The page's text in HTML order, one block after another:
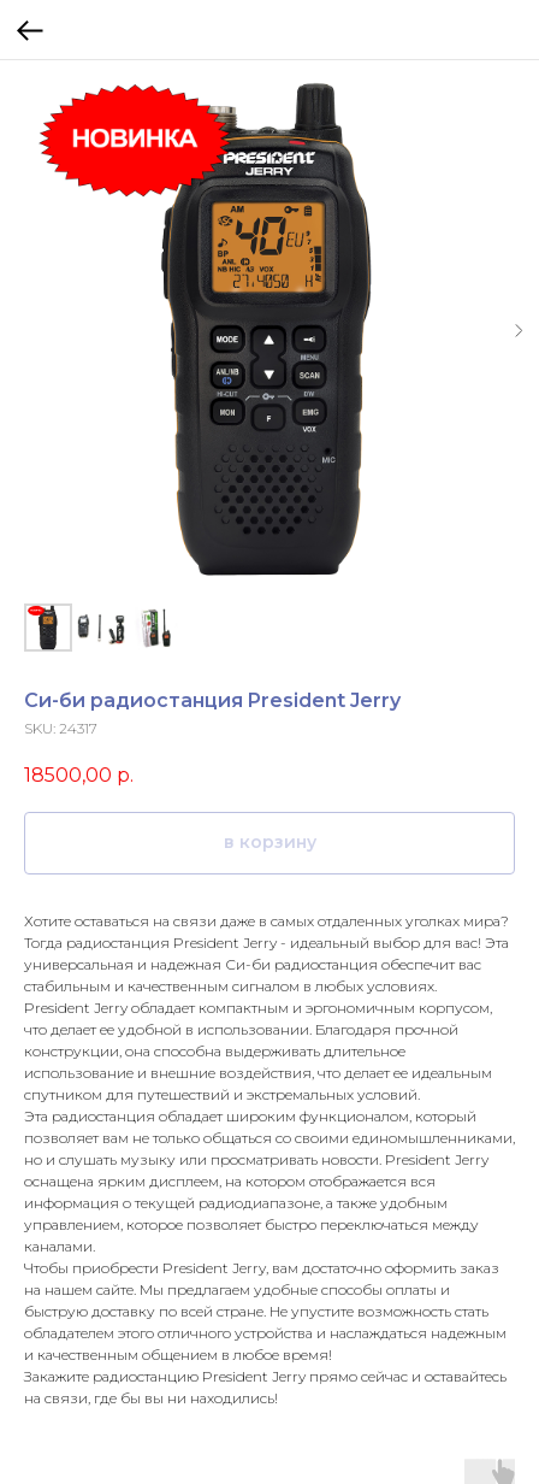
Си-би радиостанция President Jerry
SKU: 24317
18500,00 р.
в корзину
Хотите оставаться на связи даже в самых отдаленных уголках мира?
Тогда радиостанция President Jerry - идеальный выбор для вас! Эта
универсальная и надежная Си-би радиостанция обеспечит вас
стабильным и качественным сигналом в любых условиях.
President Jerry обладает компактным и эргономичным корпусом,
что делает ее удобной в использовании. Благодаря прочной
конструкции, она способна выдерживать длительное
использование и внешние воздействия, что делает ее идеальным
спутником для путешествий и экстремальных условий.
Эта радиостанция обладает широким функционалом, который
позволяет вам не только общаться со своими единомышленниками,
но и слушать музыку или просматривать новости. President Jerry
оснащена ярким дисплеем, на котором отображается вся
информация о текущей радиодиапазоне, а также удобным
управлением, которое позволяет быстро переключаться между
каналами.
Чтобы приобрести President Jerry, вам достаточно оформить заказ
на нашем сайте. Мы предлагаем удобные способы оплаты и
быструю доставку по всей стране. Не упустите возможность стать
обладателем этого отличного устройства и наслаждаться надежным
и качественным общением в любое время!
Закажите радиостанцию President Jerry прямо сейчас и оставайтесь
на связи, где бы вы ни находились!